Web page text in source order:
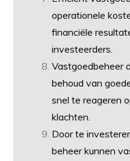
operationele
financiële
investeerders.
Vastgoedbeheer
behoud van
snel te reageren
klachten.
Door te
beheer kunnen